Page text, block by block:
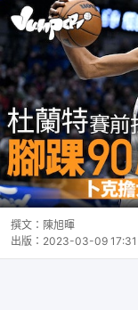
撰文： 陳旭暉
出版： 2023-03-09 17:31